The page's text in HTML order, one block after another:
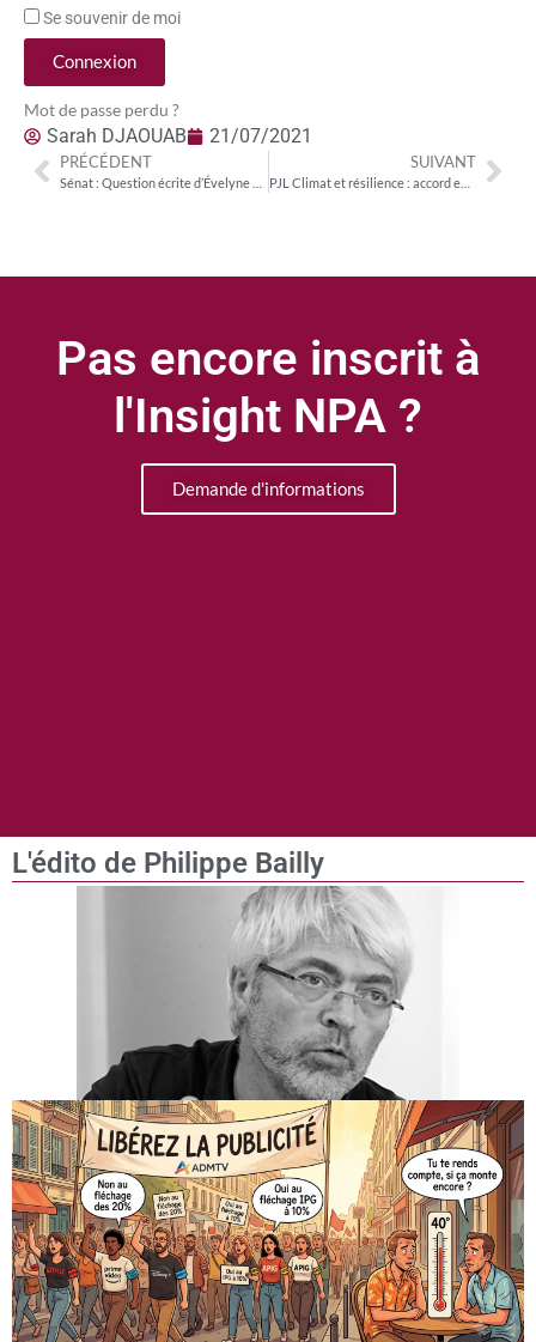
Se souvenir de moi
Connexion
Mot de passe perdu ?
Sarah DJAOUAB 21/07/2021
PRÉCÉDENT SUIVANT
PJL Climat et résilience : accord en CMP
Pas encore inscrit à
l'Insight NPA ?
Demande d'informations
L'édito de Philippe Bailly